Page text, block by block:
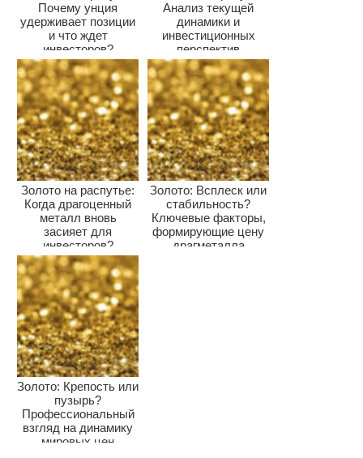
Почему унция
удерживает позиции
и что ждет
инвесторов?
Анализ текущей
динамики и
инвестиционных
перспектив
Золото на распутье:
Когда драгоценный
металл вновь
засияет для
инвесторов?
Золото: Всплеск или
стабильность?
Ключевые факторы,
формирующие цену
драгметалла
Золото: Крепость или
пузырь?
Профессиональный
взгляд на динамику
мировых цен